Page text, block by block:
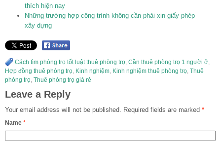
thích hiện nay
Những trường hợp công trình không cần phải xin giấy phép
xây dựng
Cách tìm phòng trọ tốt luật thuê phòng trọ, Cần thuê phòng trọ 1 người ở,
Hợp đồng thuê phòng trọ, Kinh nghiệm, Kinh nghiệm thuê phòng trọ, Thuê
phòng trọ, Thuê phòng trọ giá rẻ
Leave a Reply
Your email address will not be published. Required fields are marked *
Name *